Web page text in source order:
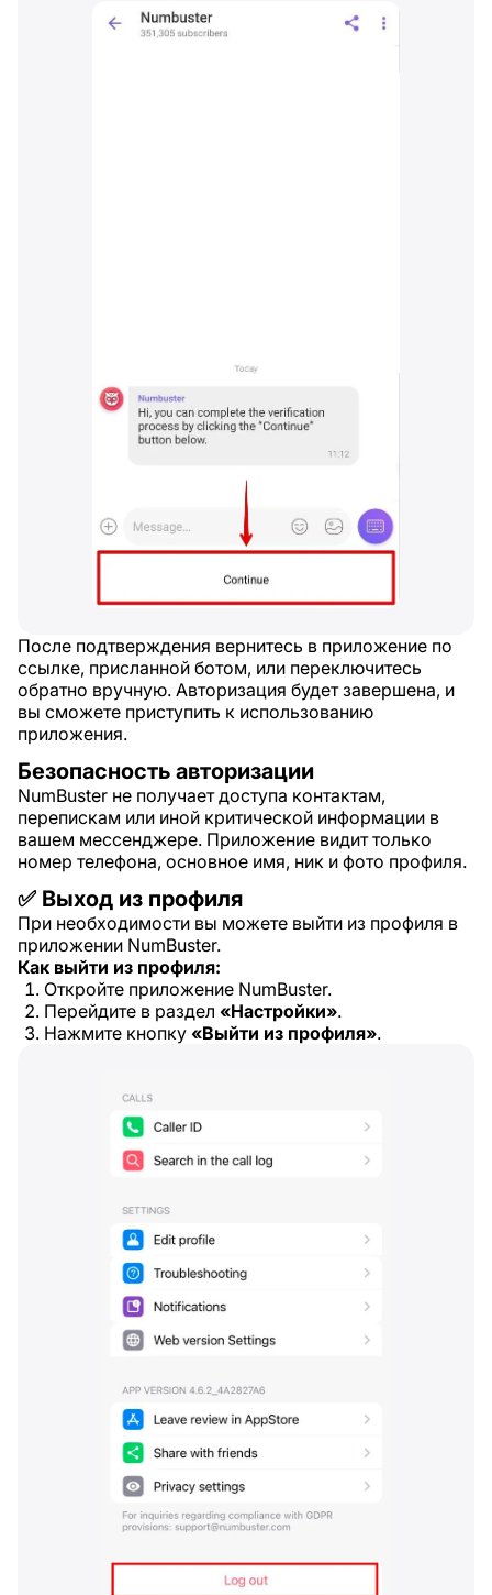
После подтверждения вернитесь в приложение по
ссылке, присланной ботом, или переключитесь
обратно вручную. Авторизация будет завершена, и
вы сможете приступить к использованию
приложения.
Безопасность авторизации
NumBuster не получает доступа контактам,
перепискам или иной критической информации в
вашем мессенджере. Приложение видит только
номер телефона, основное имя, ник и фото профиля.
✅ Выход из профиля
При необходимости вы можете выйти из профиля в
приложении NumBuster.
Как выйти из профиля:
Откройте приложение NumBuster.
Перейдите в раздел «Настройки».
Нажмите кнопку «Выйти из профиля».